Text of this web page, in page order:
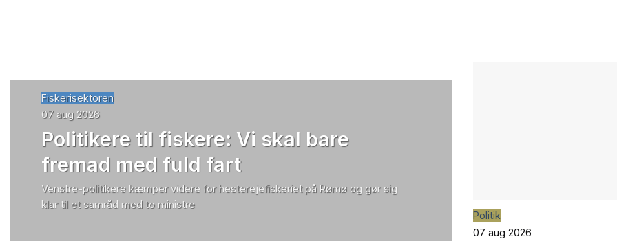
Fiskerisektoren
07 aug 2026
Politikere til fiskere: Vi skal bare
fremad med fuld fart
Venstre-politikere kæmper videre for hesterejefiskeriet på Rømø og gør sig
klar til et samråd med to ministre
Politik
07 aug 2026